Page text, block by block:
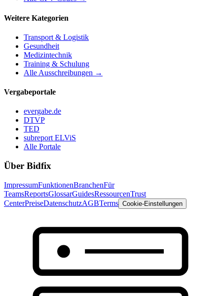
Weitere Kategorien
Transport & Logistik
Gesundheit
Medizintechnik
Training & Schulung
Alle Ausschreibungen →
Vergabeportale
evergabe.de
DTVP
TED
subreport ELViS
Alle Portale
Über Bidfix
ImpressumFunktionenBranchenFür
TeamsReportsGlossarGuidesRessourcenTrust
CenterPreiseDatenschutzAGBTerms Cookie-Einstellungen